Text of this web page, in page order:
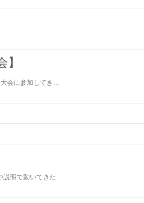
大会に参加してき…
説明で動いてきた…